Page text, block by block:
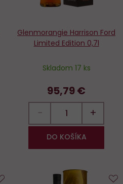
Glenmorangie Harrison Ford
Limited Edition 0,7l
Skladom 17 ks
95,79 €
− +
DO KOŠÍKA